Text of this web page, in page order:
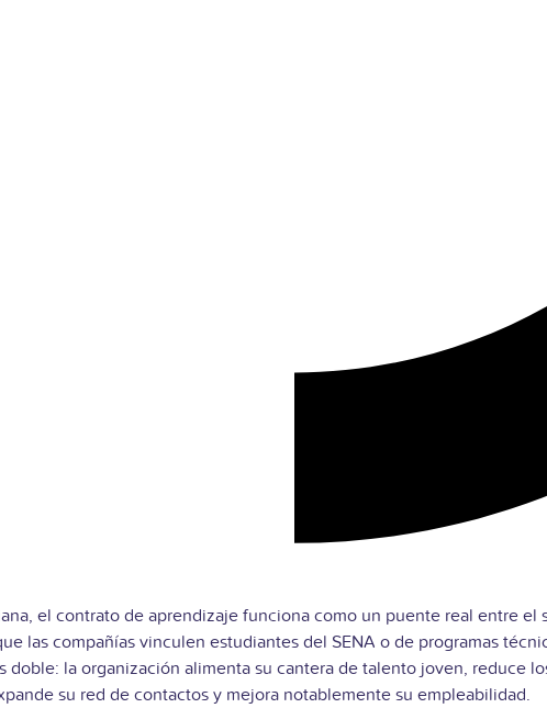
el contrato de aprendizaje funciona como un puente real entre el
las compañías vinculen estudiantes del SENA o de programas
la organización alimenta su cantera de talento joven, reduce
su red de contactos y mejora notablemente su empleabilidad.